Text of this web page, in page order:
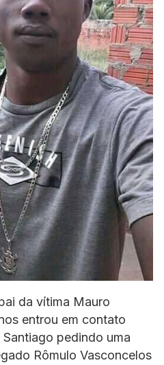
da vítima Mauro
entrou em contato
pedindo uma
Rômulo Vasconcelos